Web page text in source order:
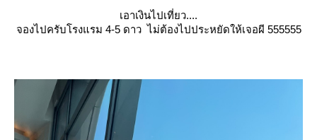
เอาเงินไปเที่ยว....
จองไปครับโรงแรม 4-5 ดาว ไม่ต้องไปประหยัดให้เจอผี 555555